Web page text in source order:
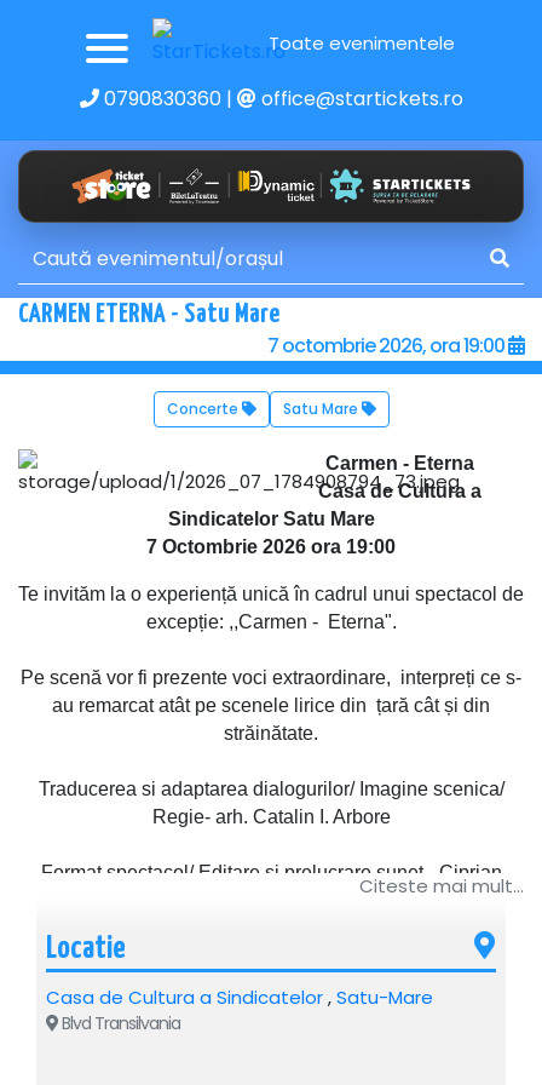
Toate evenimentele
0790830360| office@startickets.ro
CARMEN ETERNA - Satu Mare
7 octombrie 2026, ora 19:00
Concerte Satu Mare
Carmen - Eterna
Casa de Cultura a
Sindicatelor Satu Mare
7 Octombrie 2026 ora 19:00
Te invităm la o experiență unică în cadrul unui spectacol de
excepție: ,,Carmen - Eterna".
Pe scenă vor fi prezente voci extraordinare, interpreți ce s-
au remarcat atât pe scenele lirice din țară cât și din
străinătate.
Traducerea si adaptarea dialogurilor/ Imagine scenica/
Regie- arh. Catalin I. Arbore
Format spectacol/ Editare si prelucrare sunet- Ciprian
CARMEN-Adina Papadimas
Citeste mai mult...
Locatie
Casa de Cultura a Sindicatelor,Satu-Mare
Blvd Transilvania